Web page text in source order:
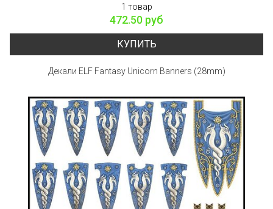
1 товар
472.50 руб
КУПИТЬ
Декали ELF Fantasy Unicorn Banners (28mm)